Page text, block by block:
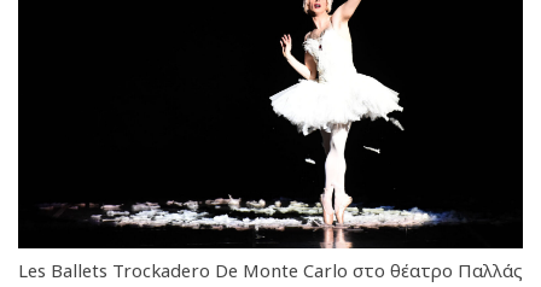
Les Ballets Trockadero De Monte Carlo στο θέατρο Παλλάς